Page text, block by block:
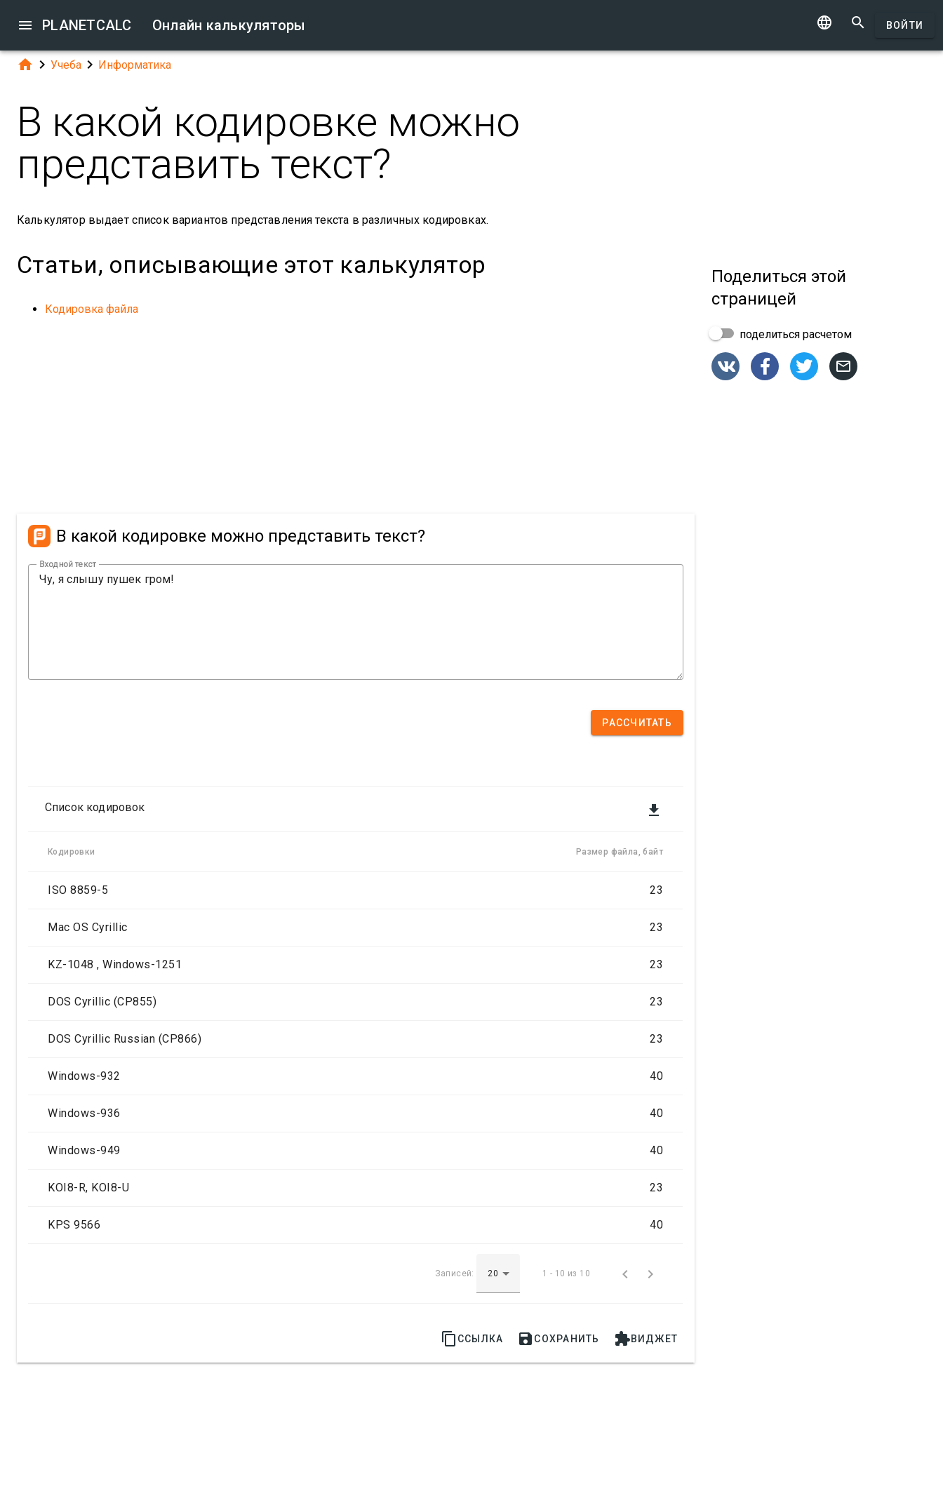
 PLANETCALC Онлайн калькуляторы   ВОЙТИ
  Учеба  Информатика
В какой кодировке можно
представить текст?
Калькулятор выдает список вариантов представления текста в различных кодировках.
Статьи, описывающие этот калькулятор
Кодировка файла
В какой кодировке можно представить текст?
Входной текст
РАССЧИТАТЬ

Список кодировок
Кодировки Размер файла, байт
ISO 8859-5 23
Mac OS Cyrillic 23
KZ-1048 , Windows-1251 23
DOS Cyrillic (CP855) 23
DOS Cyrillic Russian (CP866) 23
Windows-932 40
Windows-936 40
Windows-949 40
KOI8-R, KOI8-U 23
KPS 9566 40
Записей: 1 - 10 из 10  
 ССЫЛКА  СОХРАНИТЬ ВИДЖЕТ
Поделиться этой
страницей
поделиться расчетом
   